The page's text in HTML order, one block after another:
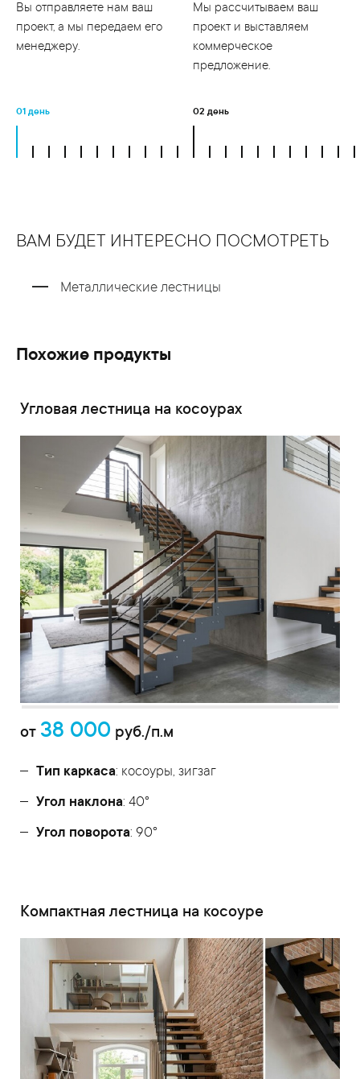
Вы отправляете нам ваш
проект, а мы передаем его
менеджеру.
Мы рассчитываем ваш
проект и выставляем
коммерческое
предложение.
01 день 02 день
ВАМ БУДЕТ ИНТЕРЕСНО ПОСМОТРЕТЬ
Металлические лестницы
Похожие продукты
Угловая лестница на косоурах
от 38 000 руб./п.м
Тип каркаса: косоуры, зигзаг
Угол наклона: 40°
Угол поворота: 90°
Компактная лестница на косоуре